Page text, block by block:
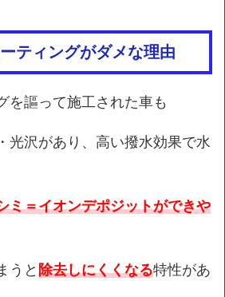
ティングがダメな理由
を謳って施工された車も
光沢があり、高い撥水効果で水
ミ＝イオンデポジットができや
うと除去しにくくなる特性があ